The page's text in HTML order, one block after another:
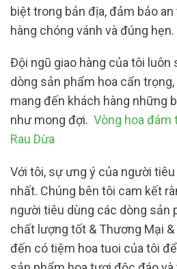
biệt trong bản địa, đảm bảo
hàng chóng vánh và đúng hẹn.
Đội ngũ giao hàng của tôi luôn
dòng sản phẩm hoa cẩn
mang đến khách hàng những
như mong đợi. Vòng hoa đám
Rau Dừa
Với tôi, sự ưng ý của người
nhất. Chúng bên tôi cam kết
người tiêu dùng các dòng sản
chất lượng tốt & Thương Mại
đến có tiệm hoa tuoi của tôi